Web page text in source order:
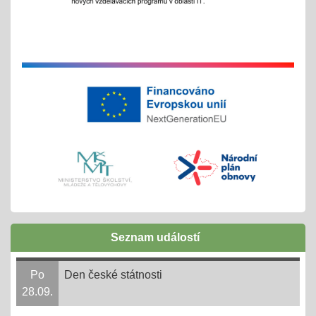
tradiční červnové akce
inovativní vzdělávání
Buďme EKO, buďme FAJN
inov. vzdělávání Šablony II OPJAK
celoškolní projekt
Zápisy do ZŠ pro školní rok 2025/2026
1. - 30. 4. + následně do 31. 8. 2025
online 1. - 11. 4. 2025
Seznam událostí
Po
28.09.
Den české státnosti